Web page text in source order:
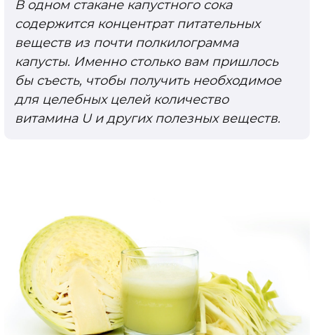
В одном стакане капустного сока
содержится концентрат питательных
веществ из почти полкилограмма
капусты. Именно столько вам пришлось
бы съесть, чтобы получить необходимое
для целебных целей количество
витамина U и других полезных веществ.